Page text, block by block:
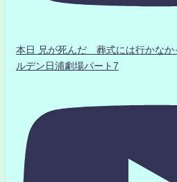
本日 兄が死んだ 葬式には行かな
ルデン日浦劇場パート7